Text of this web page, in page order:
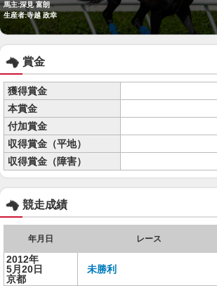
馬主:深見 富朗
生産者:寺越 政幸
賞金
獲得賞金
本賞金
付加賞金
収得賞金（平地）
収得賞金（障害）
競走成績
年月日 レース
2012年
5月20日
京都
未勝利